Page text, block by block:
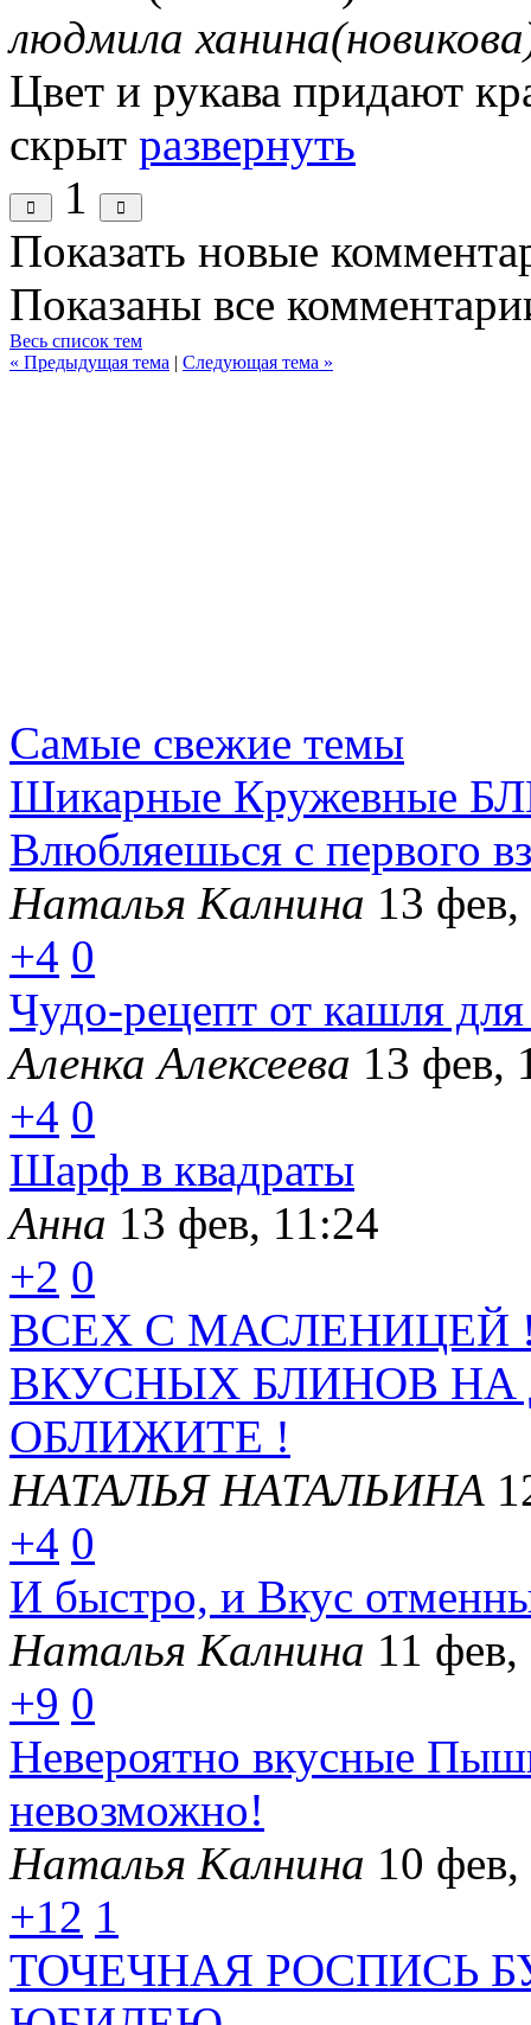
людмила
Цвет и рукава придают
скрыт развернуть
1
Показать новые
Показаны все
Весь список тем
« Предыдущая тема | Следующая тема »
Самые свежие темы
Шикарные Кружевные
Влюбляешься с первого
Наталья Калнина 13
+4 0
Чудо-рецепт от кашля
Аленка Алексеева 13 фев,
+4 0
Шарф в квадраты
Анна 13 фев, 11:24
+2 0
ВСЕХ С МАСЛЕНИЦЕЙ
ВКУСНЫХ БЛИНОВ
ОБЛИЖИТЕ !
НАТАЛЬЯ НАТАЛЬИНА
+4 0
И быстро, и Вкус
Наталья Калнина 11
+9 0
Невероятно вкусные
невозможно!
Наталья Калнина 10
+12 1
ТОЧЕЧНАЯ РОСПИСЬ